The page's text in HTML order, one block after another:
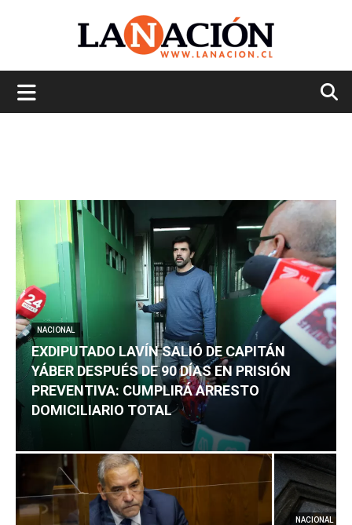
NACIONAL
EXDIPUTADO LAVÍN SALIÓ DE CAPITÁN
YÁBER DESPUÉS DE 90 DÍAS EN PRISIÓN
PREVENTIVA: CUMPLIRÁ ARRESTO
DOMICILIARIO TOTAL
NACIONAL